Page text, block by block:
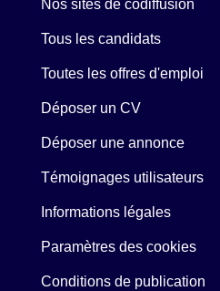
Nos sites de codiffusion
Tous les candidats
Toutes les offres d'emploi
Déposer un CV
Déposer une annonce
Témoignages utilisateurs
Informations légales
Paramètres des cookies
Conditions de publication